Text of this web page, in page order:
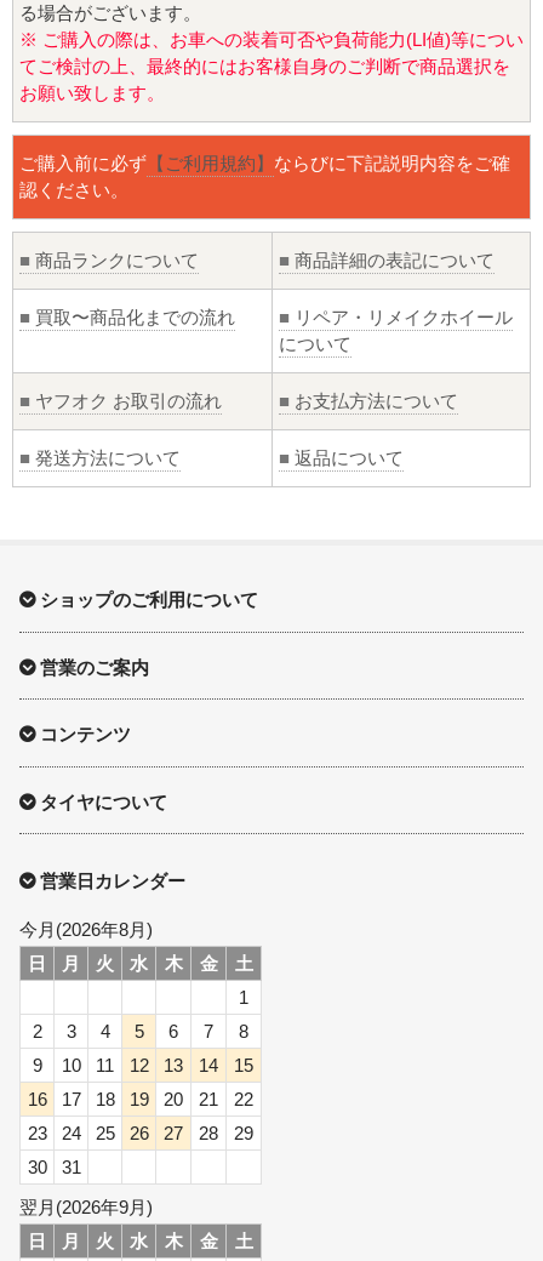
る場合がございます。
※ ご購入の際は、お車への装着可否や負荷能力(LI値)等につい
てご検討の上、最終的にはお客様自身のご判断で商品選択を
お願い致します。
ご購入前に必ず 【ご利用規約】 ならびに下記説明内容をご確
認ください。
■ 商品ランクについて ■ 商品詳細の表記について
■ 買取〜商品化までの流れ ■ リペア・リメイクホイール
について
■ ヤフオク お取引の流れ ■ お支払方法について
■ 発送方法について ■ 返品について
ショップのご利用について
営業のご案内
コンテンツ
タイヤについて
営業日カレンダー
今月(2026年8月)
日
月 火 水 木 金
土
1
2
3 4 5 6 7
8
9
10 11 12 13 14
15
16
17 18 19 20 21
22
23
24 25 26 27 28
29
30
31
翌月(2026年9月)
日
月 火 水 木 金 土